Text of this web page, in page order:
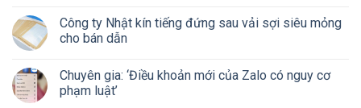
Công ty Nhật kín tiếng đứng sau vải sợi siêu mỏng
cho bán dẫn
Chuyên gia: ‘Điều khoản mới của Zalo có nguy cơ
phạm luật’